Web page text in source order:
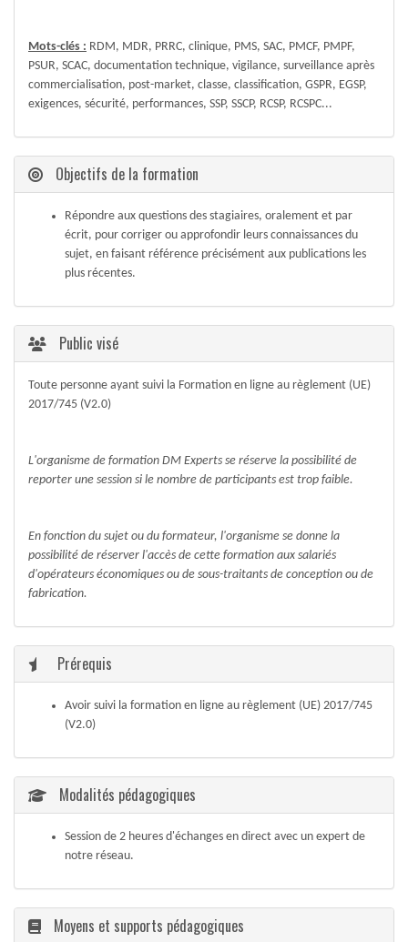
Mots-clés : RDM, MDR, PRRC, clinique, PMS, SAC, PMCF, PMPF,
PSUR, SCAC, documentation technique, vigilance, surveillance après
commercialisation, post-market, classe, classification, GSPR, EGSP,
exigences, sécurité, performances, SSP, SSCP, RCSP, RCSPC...
Objectifs de la formation
Répondre aux questions des stagiaires, oralement et par
écrit, pour corriger ou approfondir leurs connaissances du
sujet, en faisant référence précisément aux publications les
plus récentes.
Public visé
Toute personne ayant suivi la Formation en ligne au règlement (UE)
2017/745 (V2.0)
L'organisme de formation DM Experts se réserve la possibilité de
reporter une session si le nombre de participants est trop faible.
En fonction du sujet ou du formateur, l'organisme se donne la
possibilité de réserver l'accès de cette formation aux salariés
d'opérateurs économiques ou de sous-traitants de conception ou de
fabrication.
Prérequis
Avoir suivi la formation en ligne au règlement (UE) 2017/745
(V2.0)
Modalités pédagogiques
Session de 2 heures d'échanges en direct avec un expert de
notre réseau.
Moyens et supports pédagogiques